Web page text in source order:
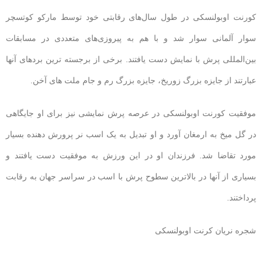
کورنت اوبولنسکی در طول سال‌های رقابتی خود توسط مارکو کوتسچر
سوار آلمانی سوار شد و با هم به پیروزی‌های متعددی در مسابقات
بین‌المللی پرش با نمایش دست یافتند. برخی از برجسته ترین بردهای آنها
عبارتند از جایزه بزرگ زوریخ، جایزه بزرگ رم و جام ملت های آخن.
موفقیت کورنت اوبولنسکی در عرصه پرش نمایشی نیز برای او جایگاهی
در گل میخ به ارمغان آورد و او تبدیل به یک اسب نر پرورش دهنده بسیار
مورد تقاضا شد. فرزندان او در این ورزش به موفقیت دست یافتند و
بسیاری از آنها در بالاترین سطوح پرش با اسب در سراسر جهان به رقابت
پرداختند.
شجره نریان کرنت اوبولنسکی